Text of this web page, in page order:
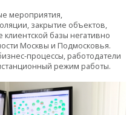
мероприятия,
закрытие объектов,
базы негативно
Москвы и Подмосковья.
процессы, работодатели
режим работы.